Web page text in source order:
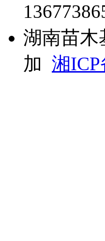
湖南苗
加 湘ICP